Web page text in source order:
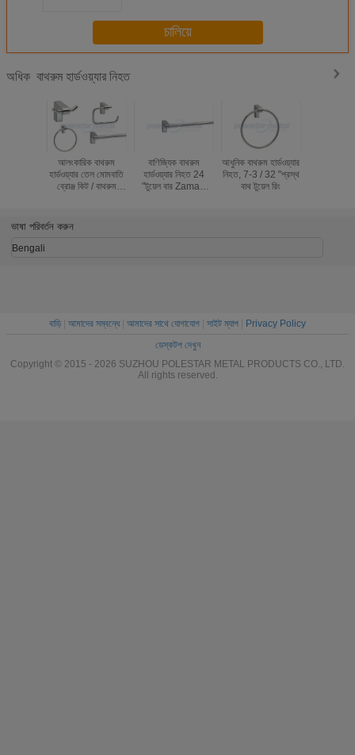
চালিয়ে
অধিক বাথরুম হার্ডওয়্যার নিহত
আলংকারিক বাথরুম
হার্ডওয়্যার তেল মোমবাতি
ব্রোঞ্জ কিট / বাথরুম
বাণিজ্যিক বাথরুম
হার্ডওয়্যার নিহত 24
"টুয়েল বার ZamaK
আধুনিক বাথরুম হার্ডওয়্যার
নিহত, 7-3 / 32 "প্রস্থ
বাথ টুয়েল রিং
ভাষা পরিবর্তন করুন
Bengali
বাড়ি| আমাদের সম্বন্ধে| আমাদের সাথে যোগাযোগ সাইট ম্যাপ
Privacy Policy
ডেস্কটপ দেখুন
Copyright © 2015 - 2026 SUZHOU POLESTAR METAL PRODUCTS CO., LTD.
All rights reserved.